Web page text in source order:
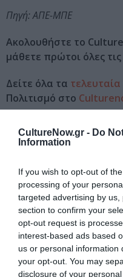
CultureNow.gr - Do
Information
If you wish to opt-out of
processing of your
targeted advertising by
section to confirm your
opt-out request is
interest-based ads based
us or personal information
your opt-out. You may
disclosure of your
Πηγή: ΑΠΕ-ΜΠΕ
Ακολουθήστε το
μάθετε πρώτοι όλες τις
Δείτε όλα τα
Πολιτισμό στο
Νέοι Διαγωνισμοί
POP - ROCK - ALTERNATIVE
Newsletter
Κάθε βδομάδα στο e-
την Τέχνη και τον